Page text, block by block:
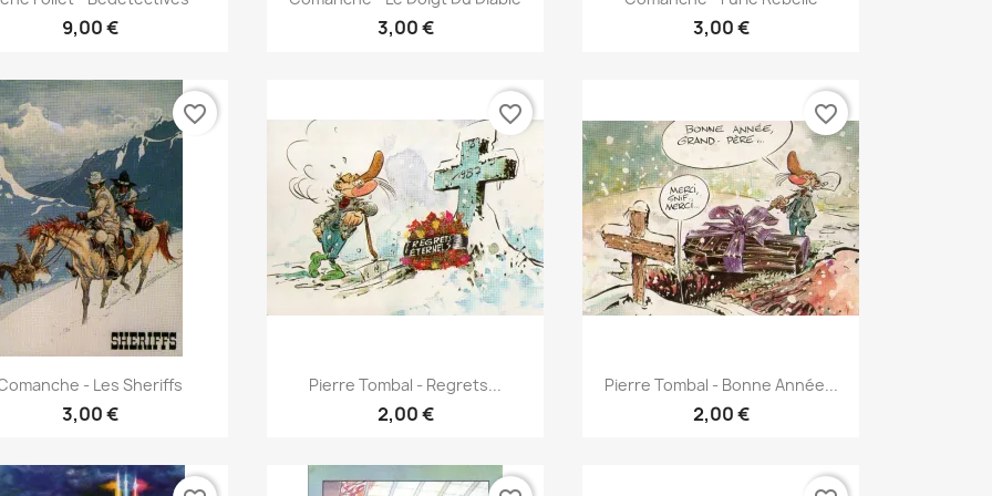
9,00 € 3,00 € 3,00 €
Γρήγορη προβολή
- Les Sheriffs
3,00 €
favorite_border
Γρήγορη προβολή
Pierre Tombal - Regrets...
2,00 €
favorite_border
Γρήγορη προβολή
Pierre Tombal - Bonne Année...
2,00 €
favorite_border